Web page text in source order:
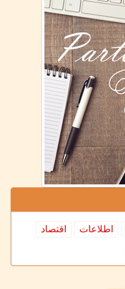
اطلاعات
اقتصاد